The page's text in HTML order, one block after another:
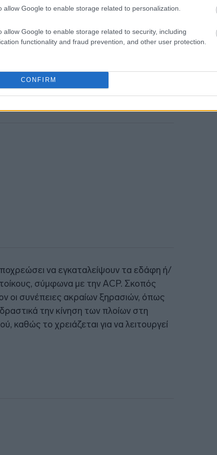
allow Google to enable storage related to personalization.
allow Google to enable storage related to security, including
functionality and fraud prevention, and other user protection.
CONFIRM
να ανέλθει σε 1,6 δισ.
το 2027 και να έχει ολοκληρωθεί το
46.000 στρεμμάτων.
θα συγκρατεί το φράγμα θα
στη λίμνη Γατούν, στη λεκάνη της
να εγκαταλείψουν τα εδάφη ή/
σύμφωνα με την ACP. Σκοπός
οι συνέπειες ακραίων ξηρασιών, όπως
την κίνηση των πλοίων στη
καθώς το χρειάζεται για να λειτουργεί